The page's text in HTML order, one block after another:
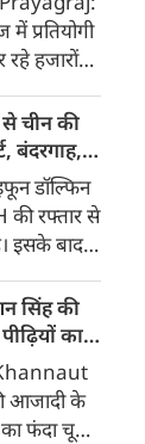
में प्रतियोगी
रहे हजारों
ने केंद्र की
किया है।
के दौरान
के बीच
संबोधित
कहा कि देश
सभी 5
गए हैं।
चीन की
बंदरगाह,
डॉल्फिन
रफ्तार से
इसके बाद
है। वहां
गए हैं। स्‍कूल
हैं, जबकि
बता दें कि
हुए हैं।
सिंह की
का
आजादी के
फंदा चूमने